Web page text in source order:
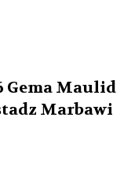
Gema Maulid
Marbawi